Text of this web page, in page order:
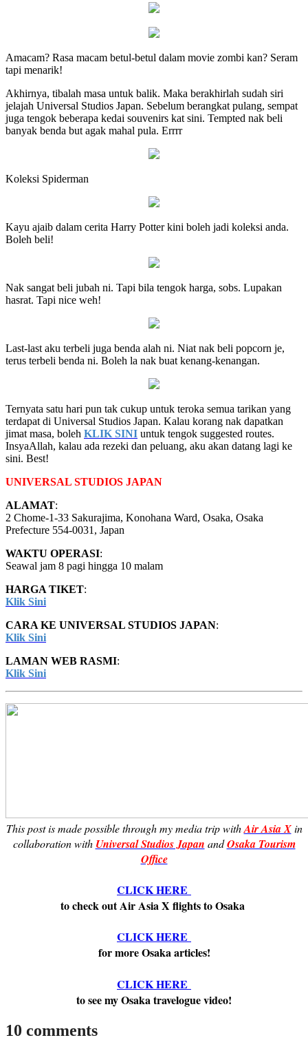
Amacam? Rasa macam betul-betul dalam movie zombi kan? Seram
tapi menarik!
Akhirnya, tibalah masa untuk balik. Maka berakhirlah sudah siri
jelajah Universal Studios Japan. Sebelum berangkat pulang, sempat
juga tengok beberapa kedai souvenirs kat sini. Tempted nak beli
banyak benda but agak mahal pula. Errrr
Koleksi Spiderman
Kayu ajaib dalam cerita Harry Potter kini boleh jadi koleksi anda.
Boleh beli!
Nak sangat beli jubah ni. Tapi bila tengok harga, sobs. Lupakan
hasrat. Tapi nice weh!
Last-last aku terbeli juga benda alah ni. Niat nak beli popcorn je,
terus terbeli benda ni. Boleh la nak buat kenang-kenangan.
Ternyata satu hari pun tak cukup untuk teroka semua tarikan yang
terdapat di Universal Studios Japan. Kalau korang nak dapatkan
jimat masa, boleh KLIK SINI untuk tengok suggested routes.
InsyaAllah, kalau ada rezeki dan peluang, aku akan datang lagi ke
sini. Best!
UNIVERSAL STUDIOS JAPAN
ALAMAT:
2 Chome-1-33 Sakurajima, Konohana Ward, Osaka, Osaka
Prefecture 554-0031, Japan
WAKTU OPERASI:
Seawal jam 8 pagi hingga 10 malam
HARGA TIKET:
Klik Sini
CARA KE UNIVERSAL STUDIOS JAPAN:
Klik Sini
LAMAN WEB RASMI:
Klik Sini
This post is made possible through my media trip withAir Asia Xin
collaboration with Universal Studios Japan andOsaka Tourism
Office
CLICK HERE
to check out Air Asia X flights to Osaka
CLICK HERE
for more Osaka articles!
CLICK HERE
to see my Osaka travelogue video!
10 comments